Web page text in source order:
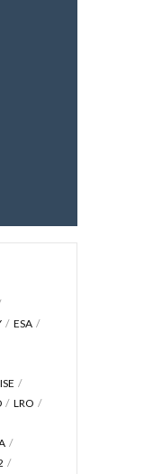
ESA
LRO